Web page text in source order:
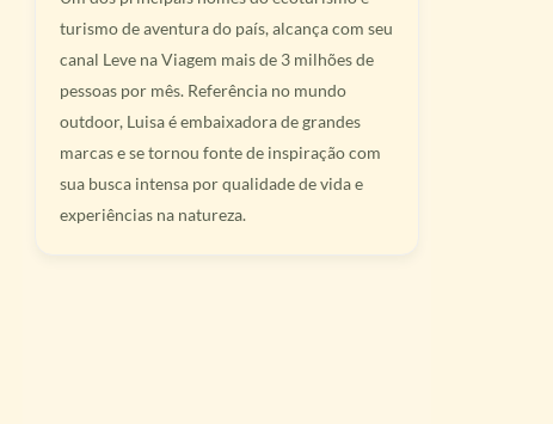
turismo de aventura do país, alcança com seu
canal Leve na Viagem mais de 3 milhões de
pessoas por mês. Referência no mundo
outdoor, Luisa é embaixadora de grandes
marcas e se tornou fonte de inspiração com
sua busca intensa por qualidade de vida e
experiências na natureza.